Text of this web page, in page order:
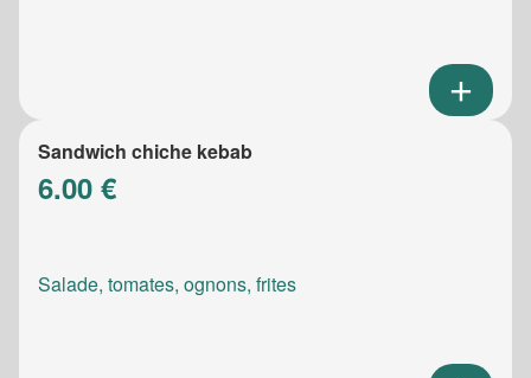
Sandwich chiche kebab
6.00 €
Salade, tomates, ognons, frites